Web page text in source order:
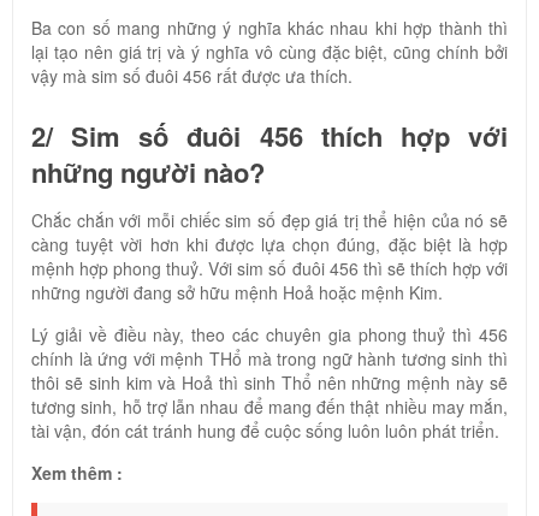
Ba con số mang những ý nghĩa khác nhau khi hợp thành thì
lại tạo nên giá trị và ý nghĩa vô cùng đặc biệt, cũng chính bởi
vậy mà sim số đuôi 456 rất được ưa thích.
2/ Sim số đuôi 456 thích hợp với
những người nào?
Chắc chắn với mỗi chiếc sim số đẹp giá trị thể hiện của nó sẽ
càng tuyệt vời hơn khi được lựa chọn đúng, đặc biệt là hợp
mệnh hợp phong thuỷ. Với sim số đuôi 456 thì sẽ thích hợp với
những người đang sở hữu mệnh Hoả hoặc mệnh Kim.
Lý giải về điều này, theo các chuyên gia phong thuỷ thì 456
chính là ứng với mệnh THổ mà trong ngữ hành tương sinh thì
thôi sẽ sinh kim và Hoả thì sinh Thổ nên những mệnh này sẽ
tương sinh, hỗ trợ lẫn nhau để mang đến thật nhiều may mắn,
tài vận, đón cát tránh hung để cuộc sống luôn luôn phát triển.
Xem thêm :